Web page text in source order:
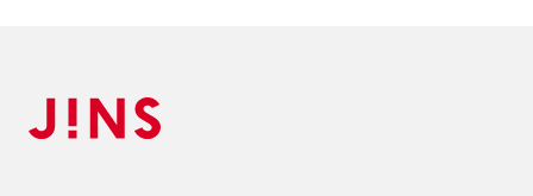
オススメのカスタムは無敵コーティング